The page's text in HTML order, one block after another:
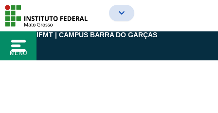
para
conteúdo
MENU
IFMT | CAMPUS BARRA DO GARÇAS